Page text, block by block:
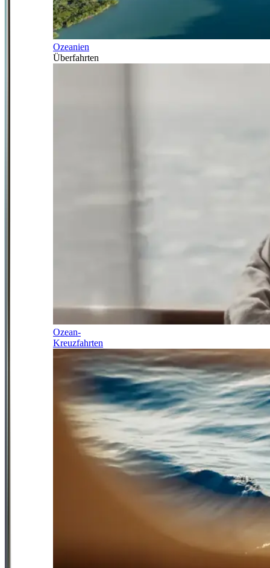
Ozeanien
Überfahrten
Ozean-
Kreuzfahrten